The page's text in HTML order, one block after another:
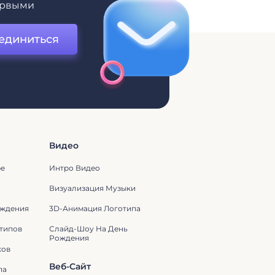
Видео
Интро Видео
Визуализация Музыки
3D-Анимация Логотипа
Слайд-Шоу На День
Рождения
Веб-Сайт